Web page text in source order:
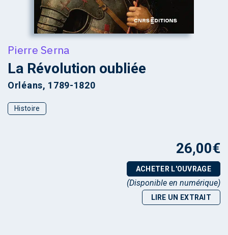
Pierre Serna
La Révolution oubliée
Orléans, 1789-1820
Histoire
26,00€
ACHETER L'OUVRAGE
(Disponible en numérique)
LIRE UN EXTRAIT